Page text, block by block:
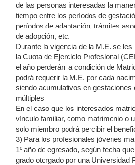
de las personas interesadas la
tiempo entre los períodos de
períodos de adaptación, trámites
de adopción, etc.
Durante la vigencia de la M.E. se les
la Cuota de Ejercicio Profesional
el año perderán la condición de
podrá requerir la M.E. por cada
siendo acumulativos en gestaciones
múltiples.
En el caso que los interesados
vínculo familiar, como matrimonio o
solo miembro podrá percibir el
3) Para los profesionales jóvenes
1º año de egresado, según fecha
grado otorgado por una Universidad